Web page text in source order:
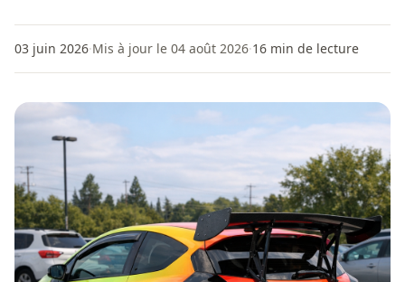
03 juin 2026·Mis à jour le 04 août 2026·16 min de lecture